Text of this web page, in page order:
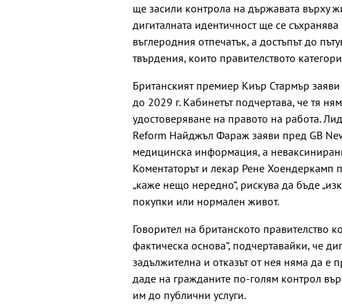
ще засили контрола на държавата върху
дигиталната идентичност ще се
въглеродния отпечатък, а достъпът до
твърдения, които правителството
Британският премиер Киър Стармър
до 2029 г. Кабинетът подчертава, че тя
удостоверяване на правото на работа.
Reform Найджъл Фараж заяви пред GB
медицинска информация, а
Коментаторът и лекар Рене Хоендеркамп
„каже нещо нередно“, рискува да бъде
покупки или нормален живот.
Говорител на британското правителство
фактическа основа“, подчертавайки, че
задължителна и отказът от нея няма да е
даде на гражданите по-голям контрол
им до публични услуги.